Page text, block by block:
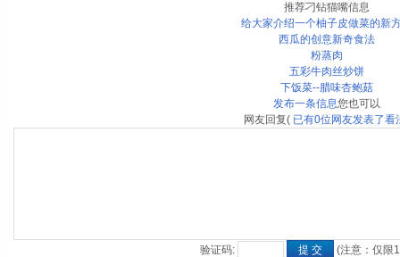
推荐刁钻猫嘴信息
给大家介绍一个柚子皮做菜的新
西瓜的创意新奇食法
粉蒸肉
五彩牛肉丝炒饼
下饭菜--腊味杏鲍菇
发布一条信息您也可以
网友回复( 已有0位网友发表了看
验证码:
(注意：仅限